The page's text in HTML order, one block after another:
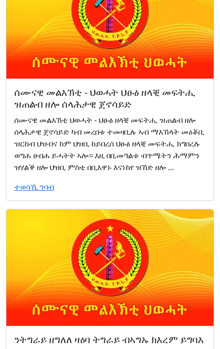
ሰሙናዊ መልእኽቲ - ህወሓት ህፁፅ ዘላቒ መፍትሒ
ዝጠልብ ዘሎ ሰላሕታዊ ጀኖሳይድ
ሰሙናዊ መልእኽቲ ህወሓት - ህፁፅ ዘላቒ መፍትሒ ዝጠልብ ዘሎ
ሰላሕታዊ ጀኖሳይድ ካብ መረበቱ ተመዛቢሉ ኣብ ማእኸላት መዕቖቢ
ዝርከብ ህዝብና ከም ህዝቢ ከይበረሰ ህፁፅ ዘላቒ መፍትሒ ክግበረሉ
ወግሐ ፀብሐ ይሓትት ኣሎ። እዚ በቢመዓልቱ ብጥሜትን ሕማምን
ዝሃልቕ ዘሎ ህዝቢ ምስቲ በቢእዋኑ እናነከየ ዝኸድ ዘሎ ...
ተወሳኺ ንባብ
ንትግራይ ዘግለለ ዛዕባ ትግራይ ብኣግኡ ክእረም ይግባእ